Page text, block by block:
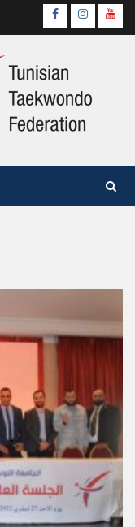
Page
Officielle
Instagram